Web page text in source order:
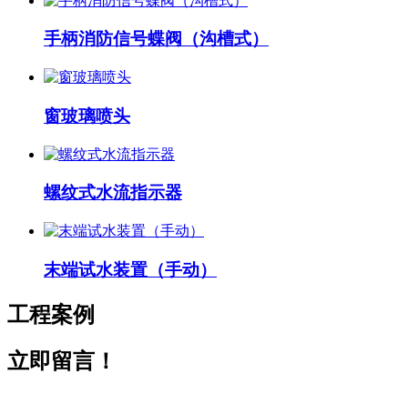
手柄消防信号蝶阀（沟槽式）
窗玻璃喷头
螺纹式水流指示器
末端试水装置（手动）
工程案例
立即留言！